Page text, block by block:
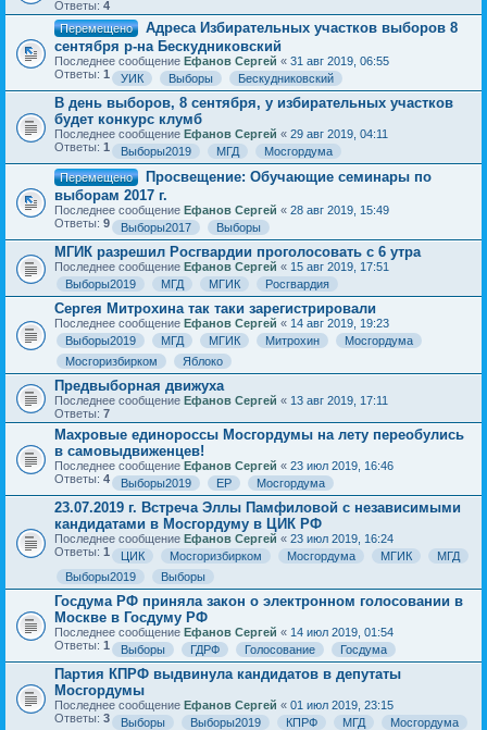
Ответы: 4
Перемещено
Адреса Избирательных участков выборов 8
сентября р-на Бескудниковский
Последнее сообщение Ефанов Сергей « 31 авг 2019, 06:55
Ответы: 1 УИК Выборы Бескудниковский
В день выборов, 8 сентября, у избирательных участков
будет конкурс клумб
Последнее сообщение Ефанов Сергей « 29 авг 2019, 04:11
Ответы: 1 Выборы2019 МГД
Мосгордума
Перемещено
Просвещение: Обучающие семинары по
выборам 2017 г.
Последнее сообщение Ефанов Сергей « 28 авг 2019, 15:49
Ответы: 9 Выборы2017 Выборы
МГИК разрешил Росгвардии проголосовать с 6 утра
Последнее сообщение Ефанов Сергей « 15 авг 2019, 17:51
Выборы2019
МГД МГИК Росгвардия
Сергея Митрохина так таки зарегистрировали
Последнее сообщение Ефанов Сергей « 14 авг 2019, 19:23
Выборы2019
МГД МГИК Митрохин
Мосгордума
Мосгоризбирком
Яблоко
Предвыборная движуха
Последнее сообщение Ефанов Сергей « 13 авг 2019, 17:11
Ответы: 7
Махровые единороссы Мосгордумы на лету переобулись
в самовыдвиженцев!
Последнее сообщение Ефанов Сергей « 23 июл 2019, 16:46
Ответы: 4 Выборы2019 ЕР Мосгордума
23.07.2019 г. Встреча Эллы Памфиловой с независимыми
кандидатами в Мосгордуму в ЦИК РФ
Последнее сообщение Ефанов Сергей « 23 июл 2019, 16:24
Ответы: 1 ЦИК Мосгоризбирком Мосгордума МГИК
МГД
Выборы2019
Выборы
Госдума РФ приняла закон о электронном голосовании в
Москве в Госдуму РФ
Последнее сообщение Ефанов Сергей « 14 июл 2019, 01:54
Ответы: 1 Выборы ГДРФ Голосование Госдума
Партия КПРФ выдвинула кандидатов в депутаты
Мосгордумы
Последнее сообщение Ефанов Сергей « 01 июл 2019, 23:15
Ответы: 3 Выборы Выборы2019 КПРФ МГД Мосгордума